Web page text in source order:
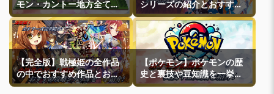
モン・カントー地方全ての
町モデルなどを紹介
シリーズの紹介とおすすめ
作品紹介
【完全版】戦極姫の全作品
の中でおすすめ作品とおす
すめ攻略ルートを一挙紹介
【ポケモン】ポケモンの歴
史と裏技や豆知識を一挙紹
介